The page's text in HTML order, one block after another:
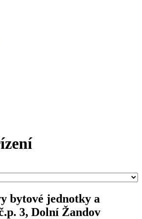
bytové jednotky a
3, Dolní Žandov